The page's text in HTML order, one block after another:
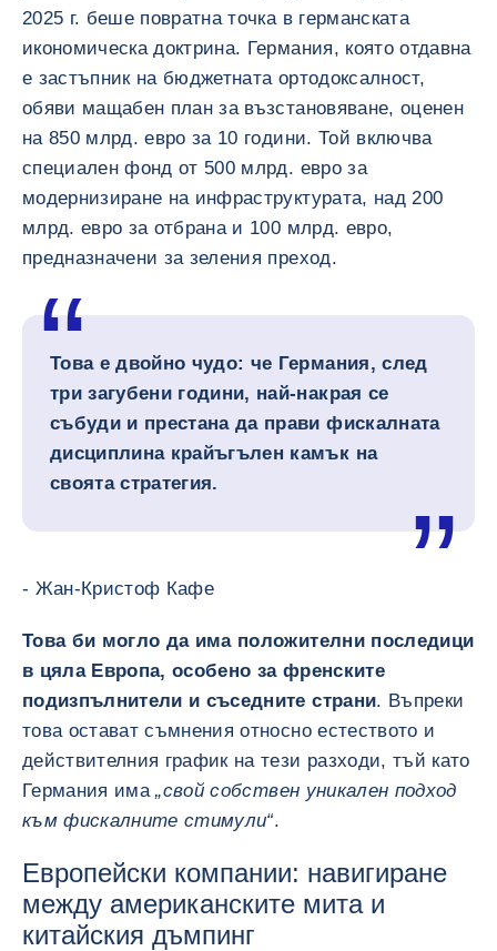
2025 г. беше повратна точка в германската
икономическа доктрина. Германия, която отдавна
е застъпник на бюджетната ортодоксалност,
обяви мащабен план за възстановяване, оценен
на 850 млрд. евро за 10 години. Той включва
специален фонд от 500 млрд. евро за
модернизиране на инфраструктурата, над 200
млрд. евро за отбрана и 100 млрд. евро,
предназначени за зеления преход.
Това е двойно чудо: че Германия, след
три загубени години, най-накрая се
събуди и престана да прави фискалната
дисциплина крайъгълен камък на
своята стратегия.
- Жан-Кристоф Кафе
Това би могло да има положителни последици
в цяла Европа, особено за френските
подизпълнители и съседните страни. Въпреки
това остават съмнения относно естеството и
действителния график на тези разходи, тъй като
Германия има„свой собствен уникален подход
към фискалните стимули“.
Европейски компании: навигиране
между американските мита и
китайския дъмпинг